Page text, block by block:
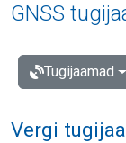
GNSS
Tugijaamad
Vergi